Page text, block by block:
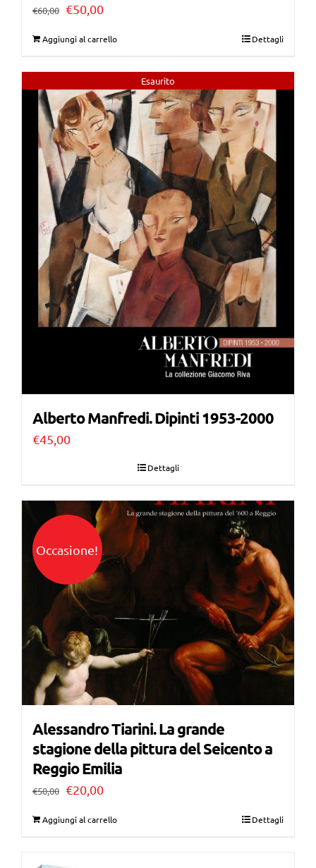
€60,00 Il
era:
€60,00.
€50,00Il
è:
€50,00.
Aggiungi al carrello Dettagli
Esaurito
Alberto Manfredi. Dipinti 1953-2000
€45,00
Dettagli
Occasione!
Alessandro Tiarini. La grande
stagione della pittura del Seicento a
Reggio Emilia
€50,00 Il
€20,00Il
Aggiungi al carrello Dettagli